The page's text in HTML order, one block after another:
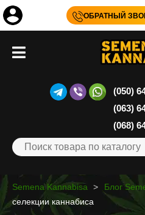
ОБРАТНЫЙ
(050)
(063)
(068)
Semena Kannabisa Блог
селекции каннабиса